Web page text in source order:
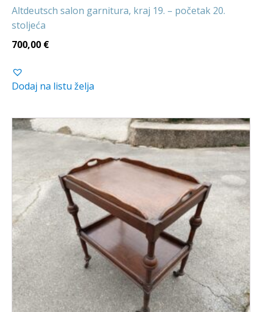
Altdeutsch salon garnitura, kraj 19. – početak 20.
stoljeća
700,00 €
Dodaj na listu želja